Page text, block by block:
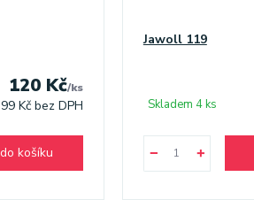
120 Kč/ks
99 Kč bez DPH
košíku
Jawoll 119
Skladem 4 ks